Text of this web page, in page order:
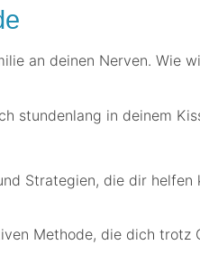
an deinen Nerven. Wie
stundenlang in deinem
Strategien, die dir
Methode, die dich trotz